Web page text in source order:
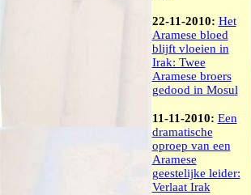
22-11-2010: Het
Aramese bloed
blijft vloeien in
Irak: Twee
Aramese broers
gedood in Mosul
11-11-2010: Een
dramatische
oproep van een
Aramese
geestelijke leider:
Verlaat Irak